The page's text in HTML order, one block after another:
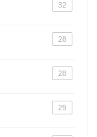
32
28
28
29